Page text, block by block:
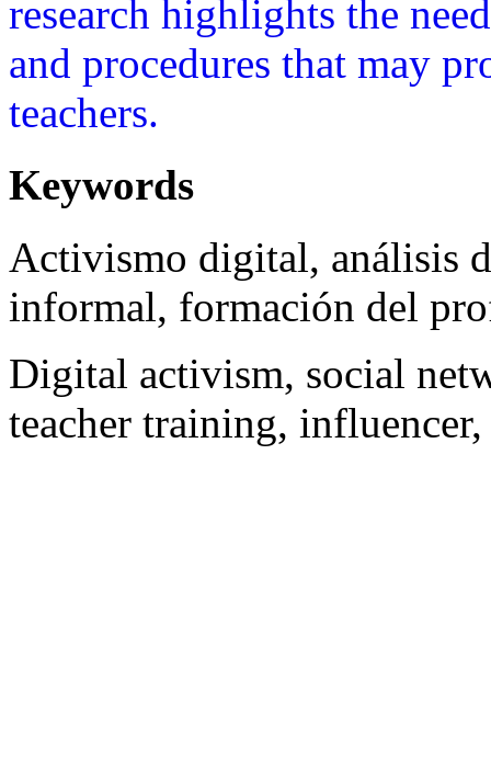
research highlights the
and procedures that may
teachers.
Keywords
Activismo digital, análisis
informal, formación del
Digital activism, social
teacher training,